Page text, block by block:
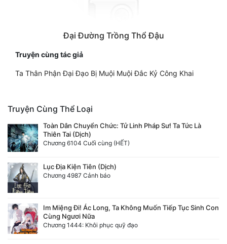
Đại Đường Trồng Thổ Đậu
Truyện cùng tác giả
Ta Thân Phận Đại Đạo Bị Muội Muội Đắc Kỷ Công Khai
Truyện Cùng Thể Loại
Toàn Dân Chuyển Chức: Tử Linh Pháp Sư! Ta Tức Là
Thiên Tai (Dịch)
Chương 6104 Cuối cùng (HẾT)
Lục Địa Kiện Tiên (Dịch)
Chương 4987 Cảnh báo
Im Miệng Đi! Ác Long, Ta Không Muốn Tiếp Tục Sinh Con
Cùng Ngươi Nữa
Chương 1444: Khôi phục quỹ đạo